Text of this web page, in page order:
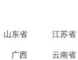
山东省 江苏省
广西 云南省